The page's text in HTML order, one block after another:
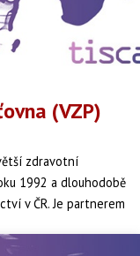
(VZP)
zdravotní
1992 a dlouhodobě
v ČR. Je partnerem
a nemocenských